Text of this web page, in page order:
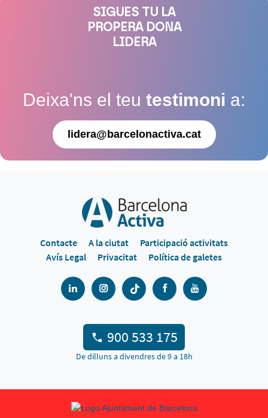
SIGUES TU LA
PROPERA DONA
LIDERA
Deixa'ns el teu testimoni a:
lidera@barcelonactiva.cat
Contacte A la ciutat
Participació activitats
Avís Legal
Privacitat Política de galetes
900 533 175
De dilluns a divendres de 9 a 18h